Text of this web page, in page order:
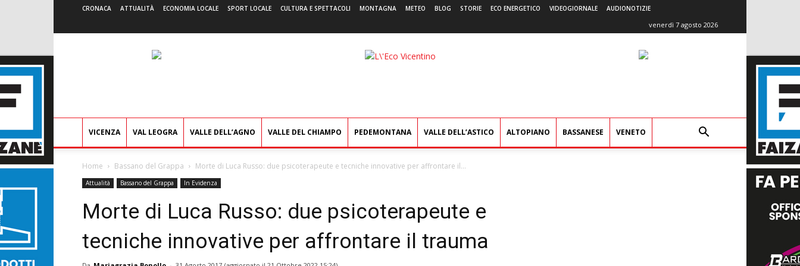
CRONACA ATTUALITÀ ECONOMIA LOCALE SPORT LOCALE CULTURA E SPETTACOLI MONTAGNA METEO BLOG STORIE ECO ENERGETICO VIDEOGIORNALE AUDIONOTIZIE
venerdì 7 agosto 2026
L'Eco
VICENZA VAL LEOGRA VALLE DELL’AGNO VALLE DEL CHIAMPO PEDEMONTANA VALLE DELL’ASTICO ALTOPIANO BASSANESE VENETO
Home Bassano del Grappa Morte di Luca Russo: due psicoterapeute e tecniche innovative per affrontare il...
Attualità Bassano del Grappa In Evidenza
Morte di Luca Russo: due psicoterapeute e
tecniche innovative per affrontare il trauma